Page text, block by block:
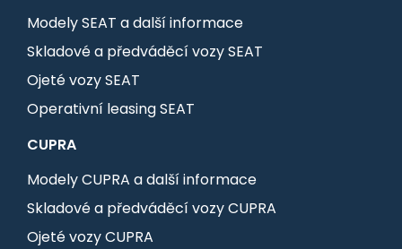
Modely SEAT a další informace
Skladové a předváděcí vozy SEAT
Ojeté vozy SEAT
Operativní leasing SEAT
CUPRA
Modely CUPRA a další informace
Skladové a předváděcí vozy CUPRA
Ojeté vozy CUPRA